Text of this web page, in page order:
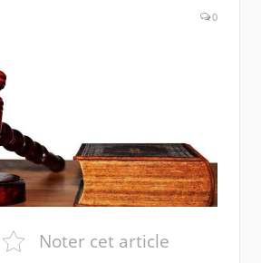
0
Noter cet article